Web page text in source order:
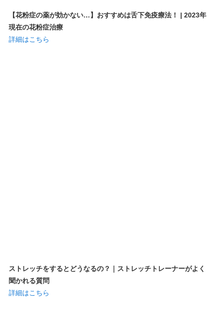
【花粉症の薬が効かない…】おすすめは舌下免疫療法！ | 2023年
現在の花粉症治療
詳細はこちら
ストレッチをするとどうなるの？｜ストレッチトレーナーがよく
聞かれる質問
詳細はこちら